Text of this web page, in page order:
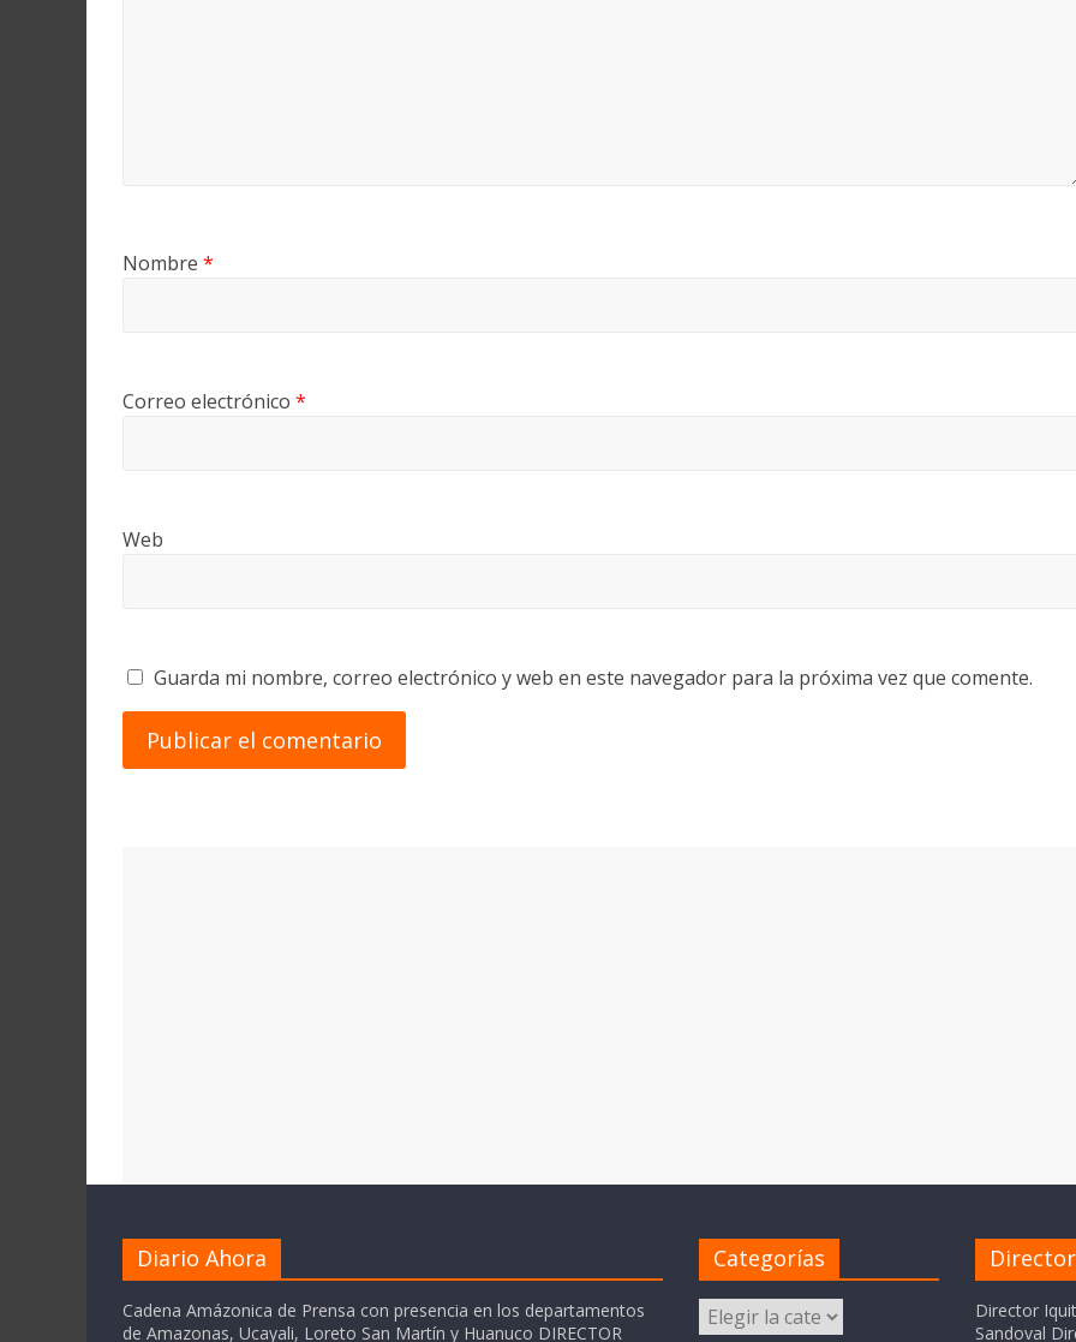
Nombre *
Correo electrónico *
Web
Guarda mi nombre, correo electrónico y web en este navegador para la próxima vez que comente.
Diario Ahora
Cadena Amázonica de Prensa con presencia en los departamentos
de Amazonas, Ucayali, Loreto San Martín y Huanuco DIRECTOR
Categorías
Categorías
Director
Sandoval